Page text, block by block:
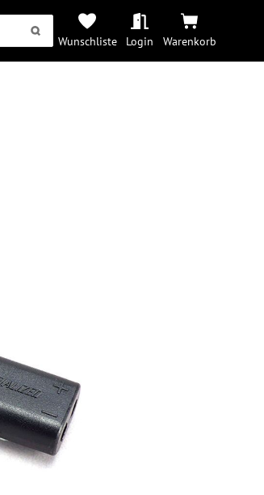
Wunschliste Login Warenkorb